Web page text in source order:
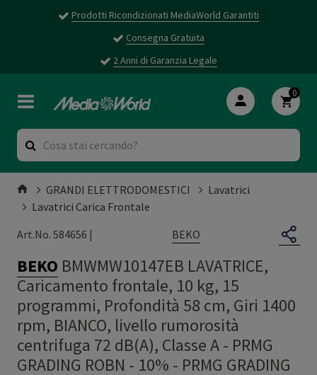
Prodotti Ricondizionati MediaWorld Garantiti
Consegna Gratuita
2 Anni di Garanzia Legale
0
GRANDI ELETTRODOMESTICI
Lavatrici
Lavatrici Carica Frontale
Art.No. 584656 |
BEKO
BEKO BMWMW10147EB LAVATRICE,
Caricamento frontale, 10 kg, 15
programmi, Profondità 58 cm, Giri 1400
rpm, BIANCO, livello rumorosità
centrifuga 72 dB(A), Classe A - PRMG
GRADING ROBN - 10% - PRMG GRADING